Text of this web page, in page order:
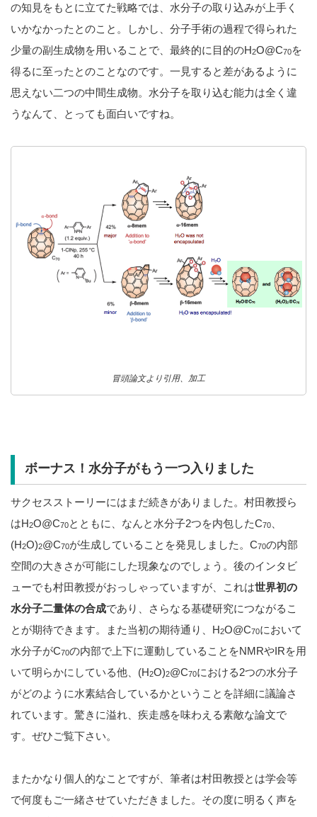
の知見をもとに立てた戦略では、水分子の取り込みが上手く
いかなかったとのこと。しかし、分子手術の過程で得られた
少量の副生成物を用いることで、最終的に目的のH2O@C70を
得るに至ったとのことなのです。一見すると差があるように
思えない二つの中間生成物。水分子を取り込む能力は全く違
うなんて、とっても面白いですね。
冒頭論文より引用、加工
ボーナス！水分子がもう一つ入りました
サクセスストーリーにはまだ続きがありました。村田教授ら
はH2O@C70とともに、なんと水分子2つを内包したC70
(H2O)2@C70が生成していることを発見しました。C70の内部
空間の大きさが可能にした現象なのでしょう。後のインタビ
ューでも村田教授がおっしゃっていますが、これは世界初の
水分子二量体の合成であり、さらなる基礎研究につながるこ
とが期待できます。また当初の期待通り、H2O@C70において
水分子がC70の内部で上下に運動していることをNMRやIRを用
いて明らかにしている他、(H2O)2@C70における2つの水分子
がどのように水素結合しているかということを詳細に議論さ
れています。驚きに溢れ、疾走感を味わえる素敵な論文で
す。ぜひご覧下さい。
またかなり個人的なことですが、筆者は村田教授とは学会等
で何度もご一緒させていただきました。その度に明るく声を